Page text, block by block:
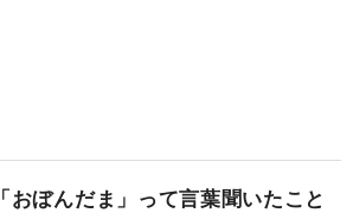
「おぼんだま」って言葉聞いたこと